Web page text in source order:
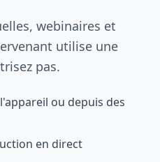
webinaires et
utilise une
pas.
ou depuis des
en direct